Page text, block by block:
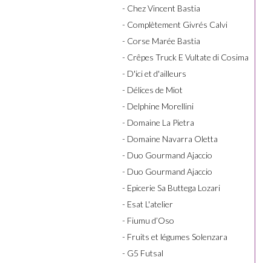
- Chez Vincent Bastia
- Complètement Givrés Calvi
- Corse Marée Bastia
- Crêpes Truck E Vultate di Cosima
- D'ici et d'ailleurs
- Délices de Miot
- Delphine Morellini
- Domaine La Pietra
- Domaine Navarra Oletta
- Duo Gourmand Ajaccio
- Duo Gourmand Ajaccio
- Epicerie Sa Buttega Lozari
- Esat L'atelier
- Fiumu d’Oso
- Fruits et légumes Solenzara
- G5 Futsal